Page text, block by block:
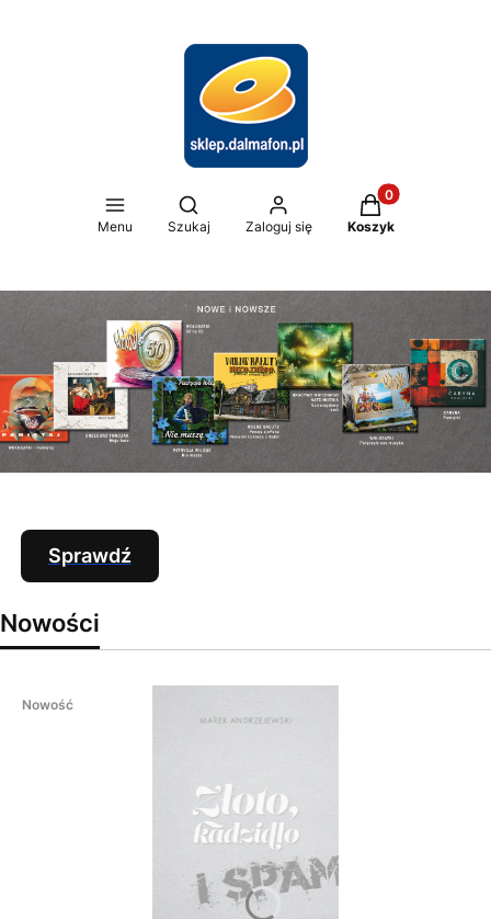
Menu
Otwórz wyszukiwarkę
Szukaj Zaloguj się
Produkty w
Koszyk
Sprawdź
Nowości
Nowość